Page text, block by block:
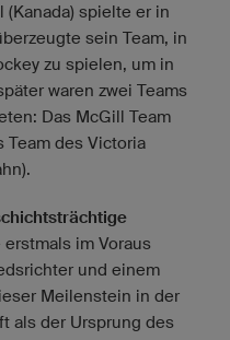
spielte er in
sein Team, in
zu spielen, um in
waren zwei Teams
Das McGill Team
Team des Victoria
erstmals im Voraus
und einem
Meilenstein in der
als der Ursprung des